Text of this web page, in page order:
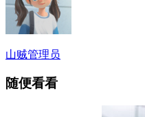
山贼管理员
随便看看